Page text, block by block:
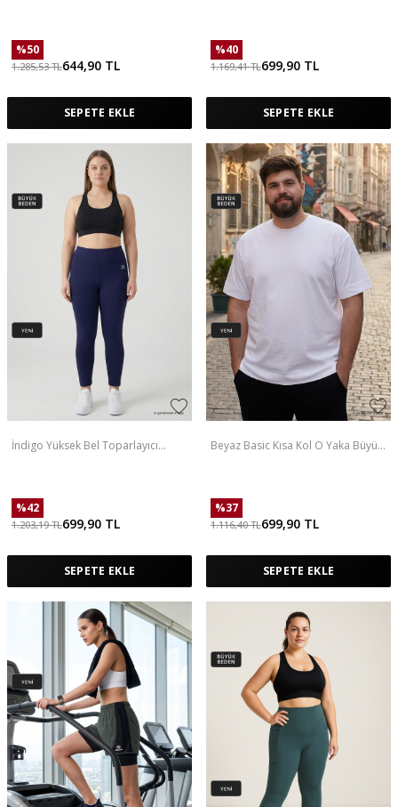
%50
1.285,53TL644,90 TL
SEPETE EKLE
%40
1.169,41TL699,90 TL
SEPETE EKLE
İndigo Yüksek Bel Toparlayıcı
%42
1.203,19TL699,90 TL
SEPETE EKLE
Beyaz Basic Kısa Kol O Yaka Büyük
%37
1.116,40TL699,90 TL
SEPETE EKLE